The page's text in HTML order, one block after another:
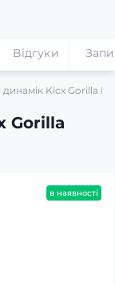
Kicx Gorilla
Gorilla
Відгуки
в наявності